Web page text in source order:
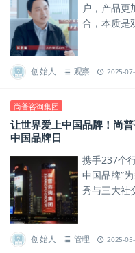
户，产品更
合，本质是
创始人 观察 2025-
尚普咨询集团
让世界爱上中国品牌！尚
中国品牌日
携手237个
中国品牌”
秀与三大社
创始人 管理 2025-